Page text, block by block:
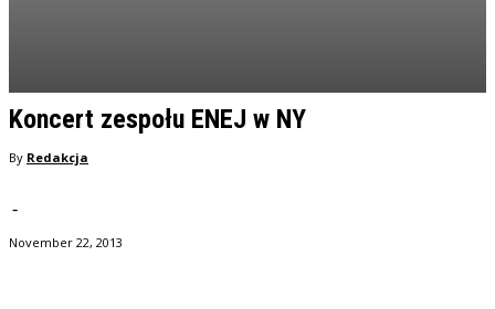
Koncert zespołu ENEJ w NY
By Redakcja
-
November 22, 2013